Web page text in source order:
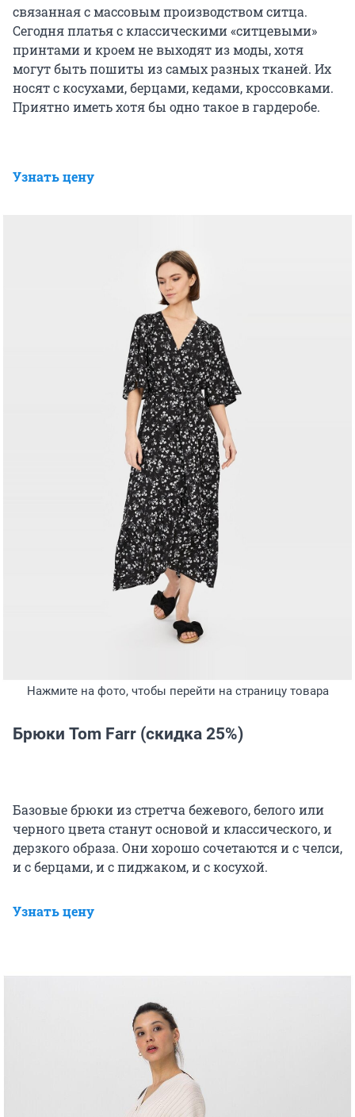
связанная с массовым производством ситца.
Сегодня платья с классическими «ситцевыми»
принтами и кроем не выходят из моды, хотя
могут быть пошиты из самых разных тканей. Их
носят с косухами, берцами, кедами, кроссовками.
Приятно иметь хотя бы одно такое в гардеробе.
Узнать цену
Нажмите на фото, чтобы перейти на страницу товара
Брюки Tom Farr (скидка 25%)
Базовые брюки из стретча бежевого, белого или
черного цвета станут основой и классического, и
дерзкого образа. Они хорошо сочетаются и с челси,
и с берцами, и с пиджаком, и с косухой.
Узнать цену